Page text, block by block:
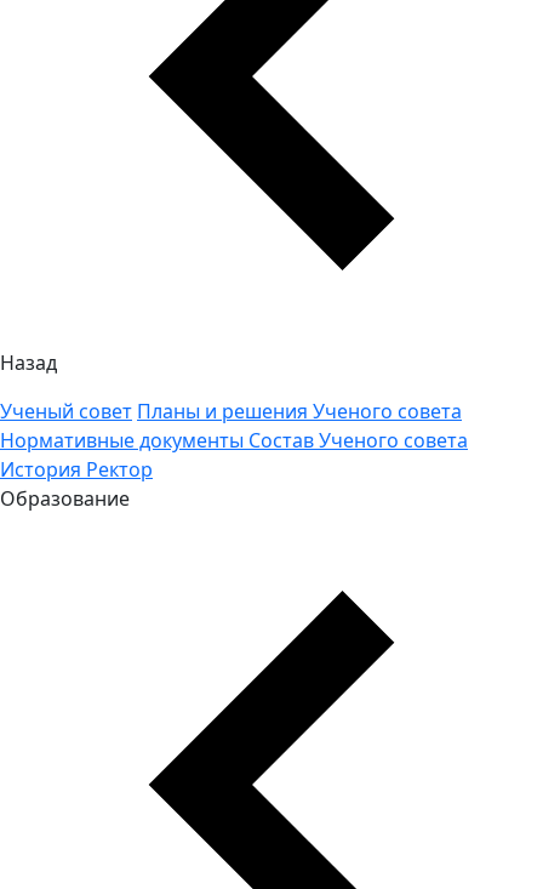
Назад
Ученый совет Планы и решения Ученого совета
Нормативные документы Состав Ученого совета
История Ректор
Образование